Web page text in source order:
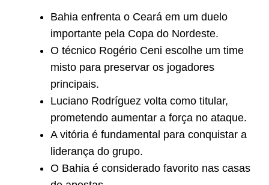
Bahia enfrenta o Ceará em um duelo
importante pela Copa do Nordeste.
O técnico Rogério Ceni escolhe um time
misto para preservar os jogadores
principais.
Luciano Rodríguez volta como titular,
prometendo aumentar a força no ataque.
A vitória é fundamental para conquistar a
liderança do grupo.
O Bahia é considerado favorito nas casas